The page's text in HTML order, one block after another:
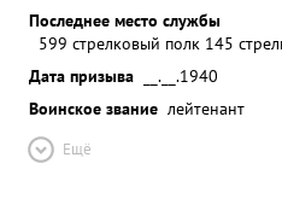
Последнее место службы
599 стрелковый полк 145
Дата призыва
__.__.1940
Воинское звание лейтенант
Ещё